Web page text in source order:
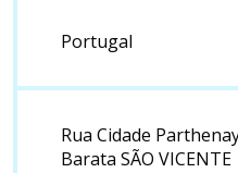
Portugal
Rua Cidade
Barata SÃO VICENTE